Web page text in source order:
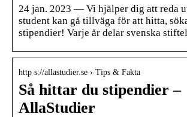
24 jan. 2023 — Vi hjälper dig att reda
student kan gå tillväga för att hitta,
stipendier! Varje år delar svenska
http s://allastudier.se › Tips & Fakta
Så hittar du stipendier –
AllaStudier